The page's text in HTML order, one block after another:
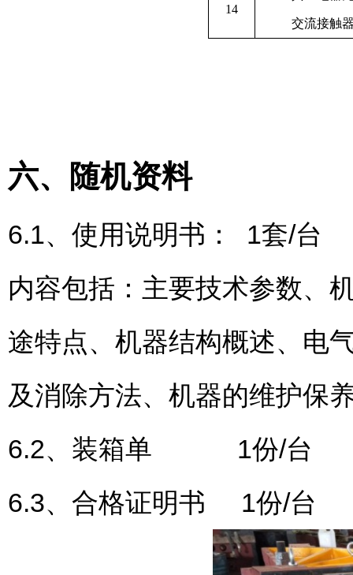
14
交流接触
六、随机资料
6.1、使用说明书： 1套/台
内容包括：主要技术参数、
途特点、机器结构概述、电
及消除方法、机器的维护保
6.2、装箱单 1份/台
6.3、合格证明书 1份/台